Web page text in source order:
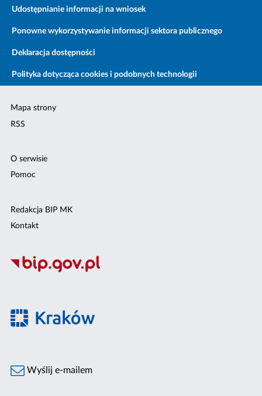
Udostępnianie informacji na wniosek
Ponowne wykorzystywanie informacji sektora publicznego
Deklaracja dostępności
Polityka dotycząca cookies i podobnych technologii
Mapa strony
RSS
O serwisie
Pomoc
Redakcja BIP MK
Kontakt
Wyślij e-mailem